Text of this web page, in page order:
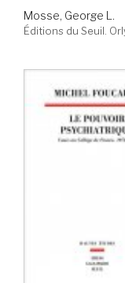
Mosse, George L.
Éditions du Seuil.